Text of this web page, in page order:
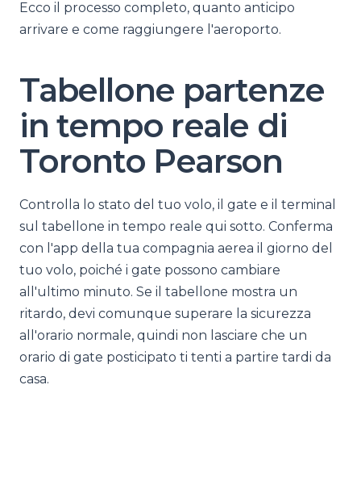
Ecco il processo completo, quanto anticipo
arrivare e come raggiungere l'aeroporto.
Tabellone partenze
in tempo reale di
Toronto Pearson
Controlla lo stato del tuo volo, il gate e il terminal
sul tabellone in tempo reale qui sotto. Conferma
con l'app della tua compagnia aerea il giorno del
tuo volo, poiché i gate possono cambiare
all'ultimo minuto. Se il tabellone mostra un
ritardo, devi comunque superare la sicurezza
all'orario normale, quindi non lasciare che un
orario di gate posticipato ti tenti a partire tardi da
casa.